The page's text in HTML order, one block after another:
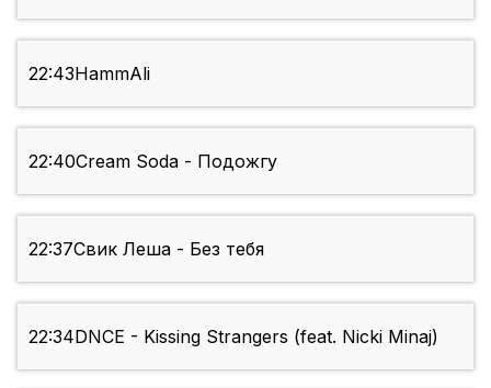
22:43HammAli
22:40Cream Soda - Подожгу
22:37Свик Леша - Без тебя
22:34DNCE - Kissing Strangers (feat. Nicki Minaj)